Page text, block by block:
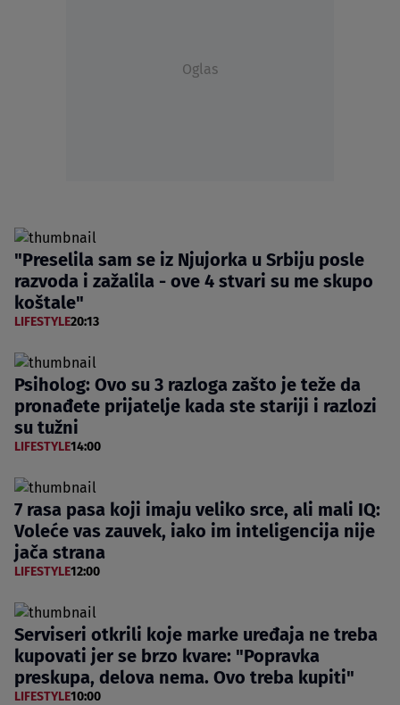
Oglas
"Preselila sam se iz Njujorka u Srbiju posle
razvoda i zažalila - ove 4 stvari su me skupo
koštale"
LIFESTYLE20:13
Psiholog: Ovo su 3 razloga zašto je teže da
pronađete prijatelje kada ste stariji i razlozi
su tužni
LIFESTYLE14:00
7 rasa pasa koji imaju veliko srce, ali mali IQ:
Voleće vas zauvek, iako im inteligencija nije
jača strana
LIFESTYLE12:00
Serviseri otkrili koje marke uređaja ne treba
kupovati jer se brzo kvare: "Popravka
preskupa, delova nema. Ovo treba kupiti"
LIFESTYLE10:00